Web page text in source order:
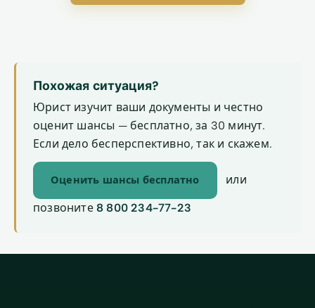
Похожая ситуация?
Юрист изучит ваши документы и честно
оценит шансы — бесплатно, за 30 минут.
Если дело бесперспективно, так и скажем.
Оценить шансы бесплатно или
позвоните 8 800 234-77-23